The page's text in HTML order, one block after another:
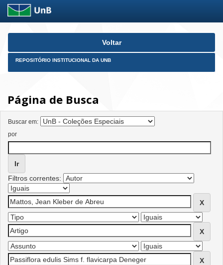
Skip
Voltar
REPOSITÓRIO INSTITUCIONAL DA UNB
Página de Busca
Buscar em:
por
Filtros correntes: